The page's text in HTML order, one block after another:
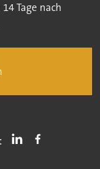
Tage nach